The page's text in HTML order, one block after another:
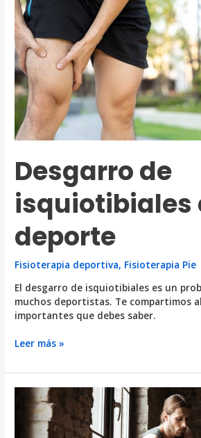
evitarlos?
Desgarro de
isquiotibiales
deporte
Fisioterapia deportiva, Fisioterapia Pie
El desgarro de isquiotibiales es un
muchos deportistas. Te compartimos
importantes que debes saber.
Desgarro
isquiotibiales
en
deporte
Leer más »